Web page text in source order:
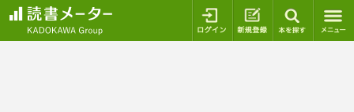
ログイン 新規登録